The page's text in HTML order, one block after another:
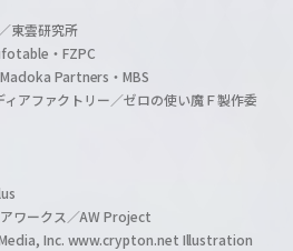
東雲研究所
・FZPC
Partners・MBS
アファクトリー／ゼロの使い魔Ｆ製作委
ワークス／AW Project
Inc. www.crypton.net Illustration